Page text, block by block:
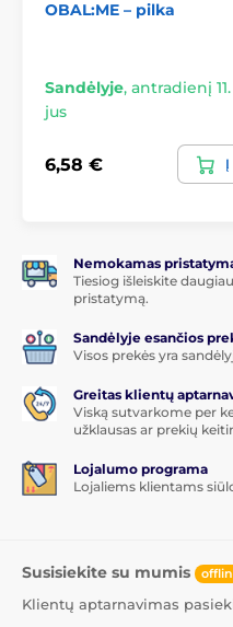
OBAL:ME – pilka
Sandėlyje, antradienį
jus
6,58 € Į
Nemokamas
Tiesiog išleiskite
pristatymą.
Sandėlyje esančios
Visos prekės yra
Greitas klientų
Viską sutvarkome per
užklausas ar prekių
Lojalumo programa
Lojaliems klientams
Susisiekite su mumis
Klientų aptarnavimas